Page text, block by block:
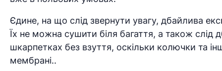
Єдине, на що слід звернути увагу, дбайлива
Їх не можна сушити біля багаття, а також
шкарпетках без взуття, оскільки колючки та
мембрані..